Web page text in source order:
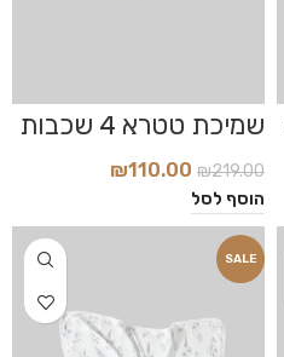
שמיכת טטרא 4 שכבות
דגם Leaves
₪219.00
₪110.00
הוסף לסל
SALE